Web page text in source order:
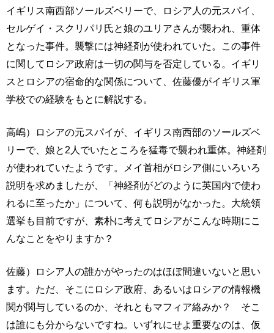
イギリス南西部ソールズベリーで、ロシア人の元スパイ、
セルゲイ・スクリパリ氏と娘のユリアさんが襲われ、重体
となった事件。襲撃には神経剤が使われていた。この事件
に関してロシア政府は一切の関与を否定している。イギリ
スとロシアの宿命的な関係について、佐藤優がイギリス軍
学校での経験をもとに解説する。
高嶋）ロシアの元スパイが、イギリス南西部のソールズベ
リーで、娘と2人でいたところを猛毒で襲われ重体。神経剤
が使われていたようです。メイ首相がロシア側にいろいろ
説明を求めましたが、「神経剤がどのように英国内で使わ
れるに至ったか」について、何も説明がなかった。大統領
選挙も目前ですが、素朴に考えてロシアがこんな時期にこ
んなことをやりますか？
佐藤）ロシア人の誰かがやったのはほぼ間違いないと思い
ます。ただ、そこにロシア政府、あるいはロシアの情報機
関が関与しているのか、それともマフィア絡みか？ そこ
は誰にも分からないですね。いずれにせよ重要なのは、仮